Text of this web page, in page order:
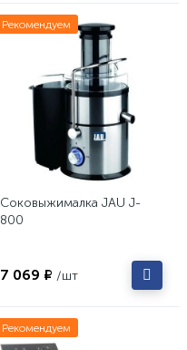
Рекомендуем
Соковыжималка JAU J-
800
7 069 ₽ /шт
Рекомендуем